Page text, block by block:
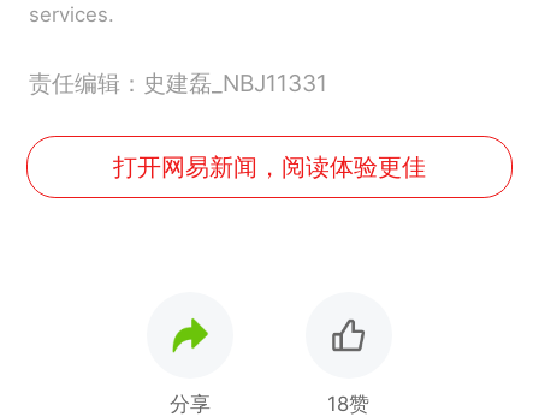
services.
责任编辑：史建磊_NBJ11331
打开网易新闻，阅读体验更佳
分享 18赞